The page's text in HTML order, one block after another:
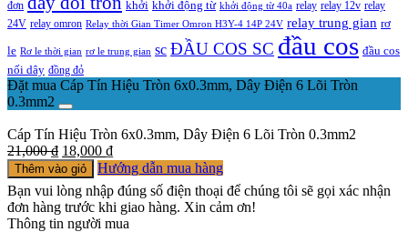
đơn
khởi khởi động từ khởi động từ 40a relay relay 12v relay
24V relay omron Relay thời Gian Timer Omron H3Y-4 14P 24V relay trung gian rơ
le Rơ le thời gian rơ le trung gian sc ĐẦU COS SC đầu cos đầu cos
nối dây đồng đỏ
Đặt mua Cáp Tín Hiệu Tròn 6x0.3mm, Dây Điện 6 Lõi Tròn
0.3mm2
Cáp Tín Hiệu Tròn 6x0.3mm, Dây Điện 6 Lõi Tròn 0.3mm2
21,000₫ 18,000 ₫
Thêm vào giỏ
Hướng dẫn mua hàng
Bạn vui lòng nhập đúng số điện thoại để chúng tôi sẽ gọi xác nhận
đơn hàng trước khi giao hàng. Xin cảm ơn!
Thông tin người mua